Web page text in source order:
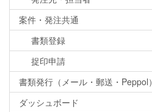
案件・発注共通
書類登録
捉印申請
書類発行（メール・郵送・Peppol）
ダッシュボード